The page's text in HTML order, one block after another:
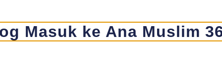
Masuk ke Ana Muslim